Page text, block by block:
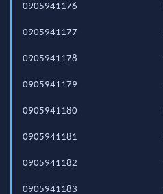
0905941176
0905941177
0905941178
0905941179
0905941180
0905941181
0905941182
0905941183